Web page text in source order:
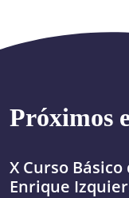
Próximos
X Curso
Enrique